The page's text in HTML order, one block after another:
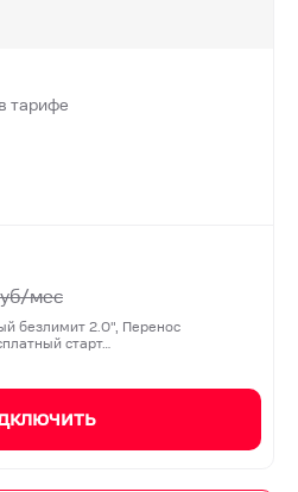
тарифе
мес
безлимит 2.0", Перенос
старт…